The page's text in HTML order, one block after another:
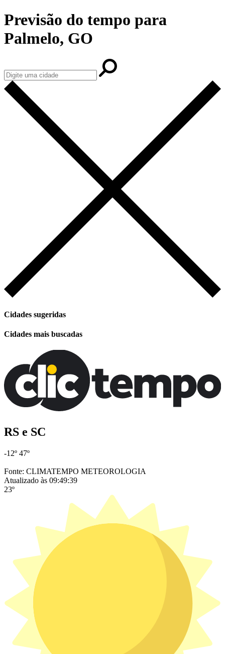
Previsão do tempo para
Palmelo, GO
Cidades sugeridas
Cidades mais buscadas
RS e SC
-12º 47º
Fonte: CLIMATEMPO METEOROLOGIA
Atualizado às 09:49:39
23º